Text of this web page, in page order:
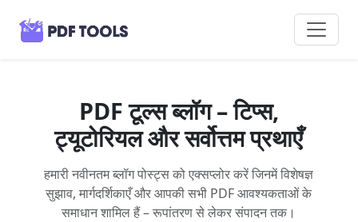
PDF टूल्स ब्लॉग – टिप्स,
ट्यूटोरियल और सर्वोत्तम प्रथाएँ
हमारी नवीनतम ब्लॉग पोस्ट्स को एक्सप्लोर करें जिनमें विशेषज्ञ
सुझाव, मार्गदर्शिकाएँ और आपकी सभी PDF आवश्यकताओं के
समाधान शामिल हैं – रूपांतरण से लेकर संपादन तक।